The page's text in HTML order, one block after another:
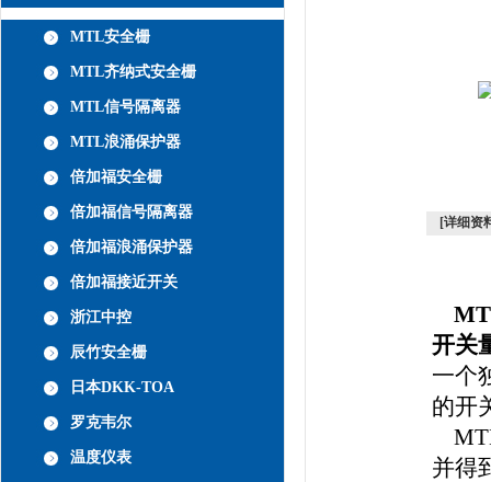
MTL安全栅
MTL齐纳式安全栅
MTL信号隔离器
MTL浪涌保护器
倍加福安全栅
倍加福信号隔离器
倍加福浪涌保护器
倍加福接近开关
浙江中控
辰竹安全栅
日本DKK-TOA
罗克韦尔
温度仪表
[详细资
开关
一个
的开
并得